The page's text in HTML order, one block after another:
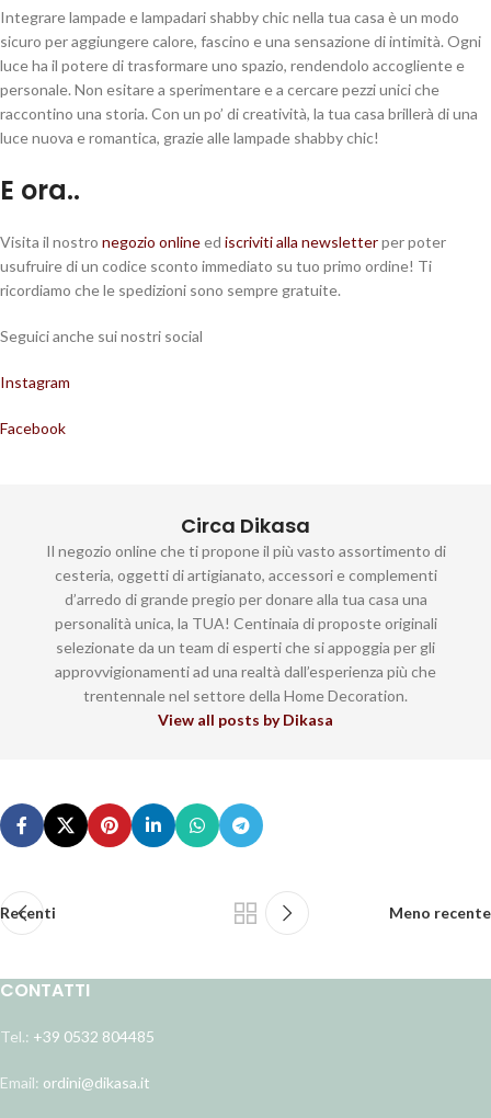
Integrare lampade e lampadari shabby chic nella tua casa è un modo
sicuro per aggiungere calore, fascino e una sensazione di intimità. Ogni
luce ha il potere di trasformare uno spazio, rendendolo accogliente e
personale. Non esitare a sperimentare e a cercare pezzi unici che
raccontino una storia. Con un po’ di creatività, la tua casa brillerà di una
luce nuova e romantica, grazie alle lampade shabby chic!
E ora..
Visita il nostro negozio onlineed iscriviti alla newsletterper poter
usufruire di un codice sconto immediato su tuo primo ordine! Ti
ricordiamo che le spedizioni sono sempre gratuite.
Seguici anche sui nostri social
Instagram
Facebook
Circa Dikasa
Il negozio online che ti propone il più vasto assortimento di
cesteria, oggetti di artigianato, accessori e complementi
d’arredo di grande pregio per donare alla tua casa una
personalità unica, la TUA! Centinaia di proposte originali
selezionate da un team di esperti che si appoggia per gli
approvvigionamenti ad una realtà dall’esperienza più che
trentennale nel settore della Home Decoration.
View all posts by Dikasa
Recenti Meno recente
CONTATTI
Tel.: +39 0532 804485
Email: ordini@dikasa.it